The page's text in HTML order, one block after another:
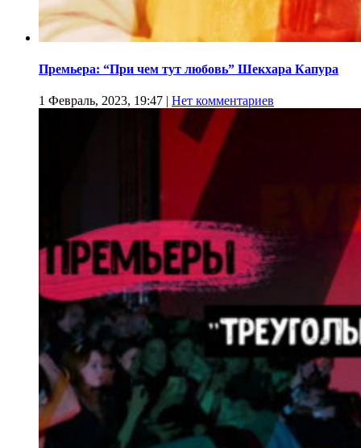
Премьера: “При чем тут любовь” Шекхара Капура
1 Февраль, 2023, 19:47 | Нет комментариев